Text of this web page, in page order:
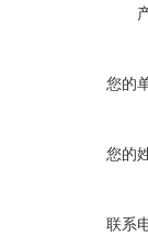
您的
您的
联系